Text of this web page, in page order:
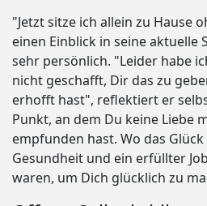
"Jetzt sitze ich allein zu Hause
einen Einblick in seine
sehr persönlich. "Leider habe
nicht geschafft, Dir das zu
erhofft hast", reflektiert er
Punkt, an dem Du keine Liebe
empfunden hast. Wo das Glück
Gesundheit und ein erfüllter
waren, um Dich glücklich zu